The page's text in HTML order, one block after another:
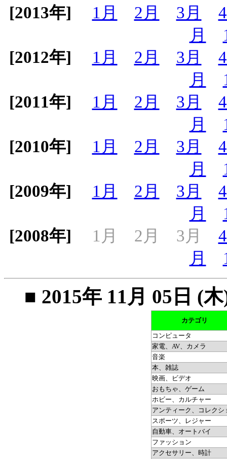
[2013年]
1月 2月 3月
月
[2012年]
1月 2月 3月
月
[2011年]
1月 2月 3月
月
[2010年]
1月 2月 3月
月
[2009年]
1月 2月 3月
月
[2008年]
1月 2月 3月
月
■ 2015年 11月 05日 (
カテゴリ
コンピュータ
家電、AV、カメラ
音楽
本、雑誌
映画、ビデオ
おもちゃ、ゲーム
ホビー、カルチャー
アンティーク、コレクシ
スポーツ、レジャー
自動車、オートバイ
ファッション
アクセサリー、時計